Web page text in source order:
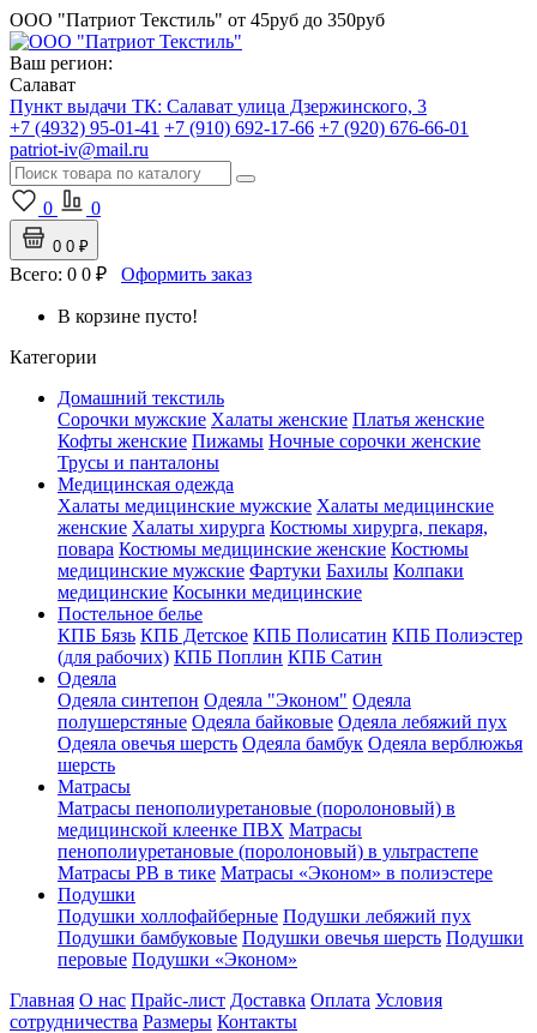
ООО "Патриот Текстиль" от 45руб до 350руб
Ваш регион:
Салават
Пункт выдачи ТК: Салават улица Дзержинского, 3
+7 (4932) 95-01-41 +7 (910) 692-17-66 +7 (920) 676-66-01
patriot-iv@mail.ru
0 0
0 0 ₽
Всего: 0 0 ₽ Оформить заказ
В корзине пусто!
Категории
Домашний текстиль
Сорочки мужские Халаты женские Платья женские
Кофты женские Пижамы Ночные сорочки женские
Трусы и панталоны
Медицинская одежда
Халаты медицинские мужские Халаты медицинские
женские Халаты хирурга Костюмы хирурга, пекаря,
повара Костюмы медицинские женские Костюмы
медицинские мужские Фартуки Бахилы Колпаки
медицинские Косынки медицинские
Постельное белье
КПБ Бязь КПБ Детское КПБ Полисатин КПБ Полиэстер
(для рабочих) КПБ Поплин КПБ Сатин
Одеяла
Одеяла синтепон Одеяла "Эконом" Одеяла
полушерстяные Одеяла байковые Одеяла лебяжий пух
Одеяла овечья шерсть Одеяла бамбук Одеяла верблюжья
шерсть
Матрасы
Матрасы пенополиуретановые (поролоновый) в
медицинской клеенке ПВХ Матрасы
пенополиуретановые (поролоновый) в ультрастепе
Матрасы РВ в тике Матрасы «Эконом» в полиэстере
Подушки
Подушки холлофайберные Подушки лебяжий пух
Подушки бамбуковые Подушки овечья шерсть Подушки
перовые Подушки «Эконом»
Главная О нас Прайс-лист Доставка Оплата Условия
сотрудничества Размеры Контакты